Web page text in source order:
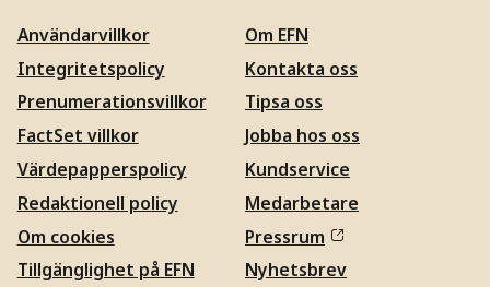
Användarvillkor
Integritetspolicy
Prenumerationsvillkor
FactSet villkor
Värdepapperspolicy
Redaktionell policy
Om cookies
Tillgänglighet på EFN
Om EFN
Kontakta oss
Tipsa oss
Jobba hos oss
Kundservice
Medarbetare
Pressrum
Nyhetsbrev